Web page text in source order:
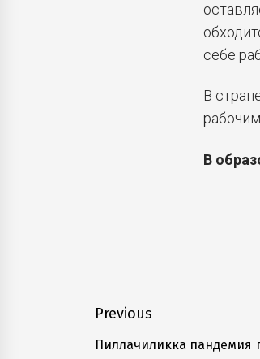
себе
В
В
Навигация
по
Previous
Previous
Пиллачиликка пандемия